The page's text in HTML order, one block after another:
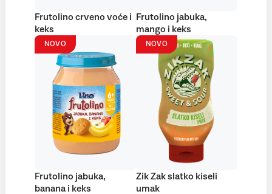
Frutolino crveno voće i
keks
Frutolino jabuka,
mango i keks
NOVO
Frutolino jabuka,
banana i keks
NOVO
Zik Zak slatko kiseli
umak